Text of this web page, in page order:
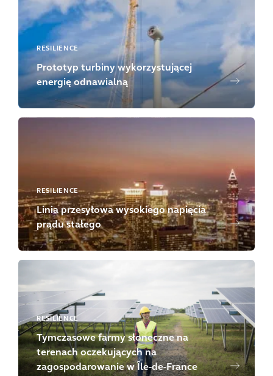
RESILIENCE
Prototyp turbiny wykorzystującej
energię odnawialną
RESILIENCE
Linia przesyłowa wysokiego napięcia
prądu stałego
RESILIENCE
Tymczasowe farmy słoneczne na
terenach oczekujących na
zagospodarowanie w Île-de-France